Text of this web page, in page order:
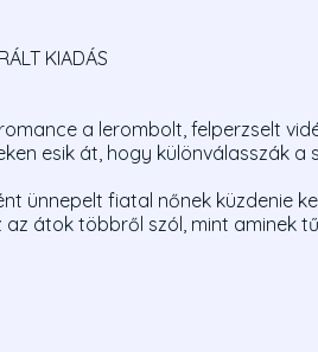
KIADÁS
a lerombolt, felperzselt
esik át, hogy különválasszák
ünnepelt fiatal nőnek küzdenie
átok többről szól, mint aminek